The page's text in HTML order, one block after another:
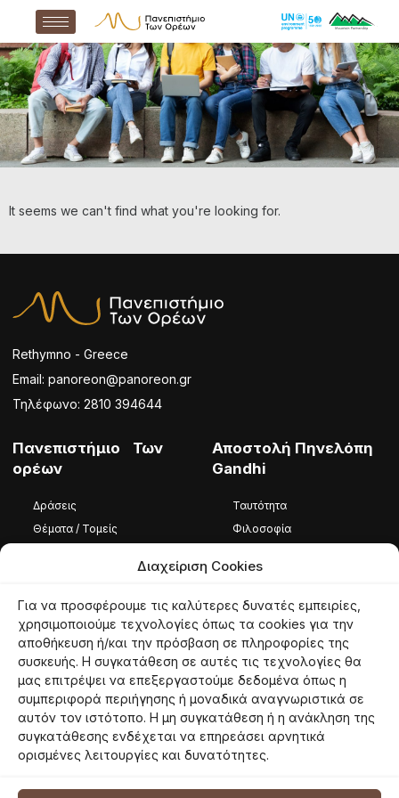
Διαχείριση Cookies
Για να προσφέρουμε τις καλύτερες δυνατές εμπειρίες,
χρησιμοποιούμε τεχνολογίες όπως τα cookies για την
αποθήκευση ή/και την πρόσβαση σε πληροφορίες της
συσκευής. Η συγκατάθεση σε αυτές τις τεχνολογίες θα
μας επιτρέψει να επεξεργαστούμε δεδομένα όπως η
συμπεριφορά περιήγησης ή μοναδικά αναγνωριστικά σε
αυτόν τον ιστότοπο. Η μη συγκατάθεση ή η ανάκληση της
συγκατάθεσης ενδέχεται να επηρεάσει αρνητικά
ορισμένες λειτουργίες και δυνατότητες.
It seems we can't find what you're looking for.
Rethymno - Greece
Email: panoreon@panoreon.gr
Τηλέφωνο: 2810 394644
Πανεπιστήμιο Των
ορέων
Δράσεις
Θέματα / Τομείς
Αποστολή Πηνελόπη
Gandhi
Ταυτότητα
Φιλοσοφία
Ταυτότητα
Φιλοσοφία
Εθελοντές
© 2026 panoreon.gr | Πανεπιστήμιο Των Ορέων |
Netmechanics
Όροι ΧρήσηςΠολιτική ΑπορρήτουΠολιτική Cookies